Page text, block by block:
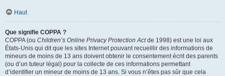
Haut
Que signifie COPPA ?
COPPA (ou Children’s Online Privacy Protection Actde 1998) est une loi aux
États-Unis qui dit que les sites Internet pouvant recueillir des informations de
mineurs de moins de 13 ans doivent obtenir le consentement écrit des parents
(ou d’un tuteur légal) pour la collecte de ces informations permettant
d’identifier un mineur de moins de 13 ans. Si vous n’êtes pas sûr que cela